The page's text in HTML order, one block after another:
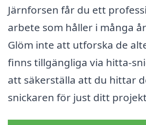
Järnforsen får du ett
arbete som håller i många
Glöm inte att utforska de
finns tillgängliga via hitta-
att säkerställa att du hittar
snickaren för just ditt